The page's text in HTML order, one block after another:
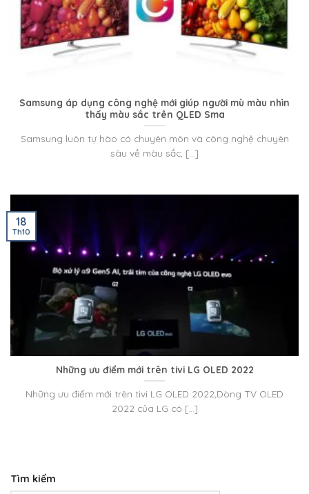
Samsung áp dụng công nghệ mới giúp người mù màu nhìn
thấy màu sắc trên QLED Sma
Samsung luôn tự hào có chuyên môn và công nghệ chuyên
sâu về màu sắc, [...]
Những ưu điểm mới trên tivi LG OLED 2022
Những ưu điểm mới trên tivi LG OLED 2022,Dòng TV OLED
2022 của LG có [...]
18
Th10
Tìm kiếm